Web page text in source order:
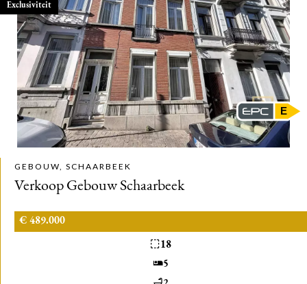
GEBOUW, SCHAARBEEK
Verkoop Gebouw Schaarbeek
€ 489.000
18
5
Exclusiviteit
E